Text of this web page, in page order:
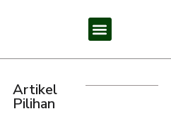
Artikel
Pilihan